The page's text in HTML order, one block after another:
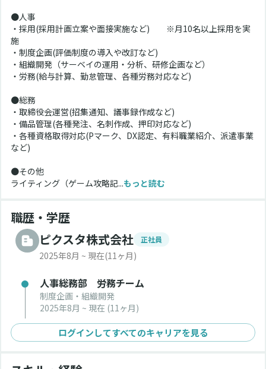
●人事
・採用(採用計画立案や面接実施など)　　※月10名以上採用を実
施
・制度企画(評価制度の導入や改訂など)
・組織開発（サーベイの運用・分析、研修企画など）
・労務(給与計算、勤怠管理、各種労務対応など)
●総務
・取締役会運営(招集通知、議事録作成など)
・備品管理(各種発注、名刺作成、押印対応など)
・各種資格取得対応(Pマーク、DX認定、有料職業紹介、派遣事業
など)
●その他
ライティング（ゲーム攻略記...もっと読む
職歴・学歴
ピクスタ株式会社
正社員
2025年8月 ~ 現在(11ヶ月)
人事総務部 労務チーム
制度企画・組織開発
2025年8月 ~ 現在 (11ヶ月)
ログインしてすべてのキャリアを見る